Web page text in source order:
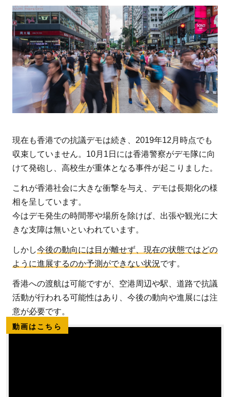
現在も香港での抗議デモは続き、2019年12月時点でも
収束していません。10月1日には香港警察がデモ隊に向
けて発砲し、高校生が重体となる事件が起こりました。
これが香港社会に大きな衝撃を与え、デモは長期化の様
相を呈しています。
今はデモ発生の時間帯や場所を除けば、出張や観光に大
きな支障は無いといわれています。
しかし今後の動向には目が離せず、現在の状態ではどの
ように進展するのか予測ができない状況です。
香港への渡航は可能ですが、空港周辺や駅、道路で抗議
活動が行われる可能性はあり、今後の動向や進展には注
意が必要です。
動画はこちら